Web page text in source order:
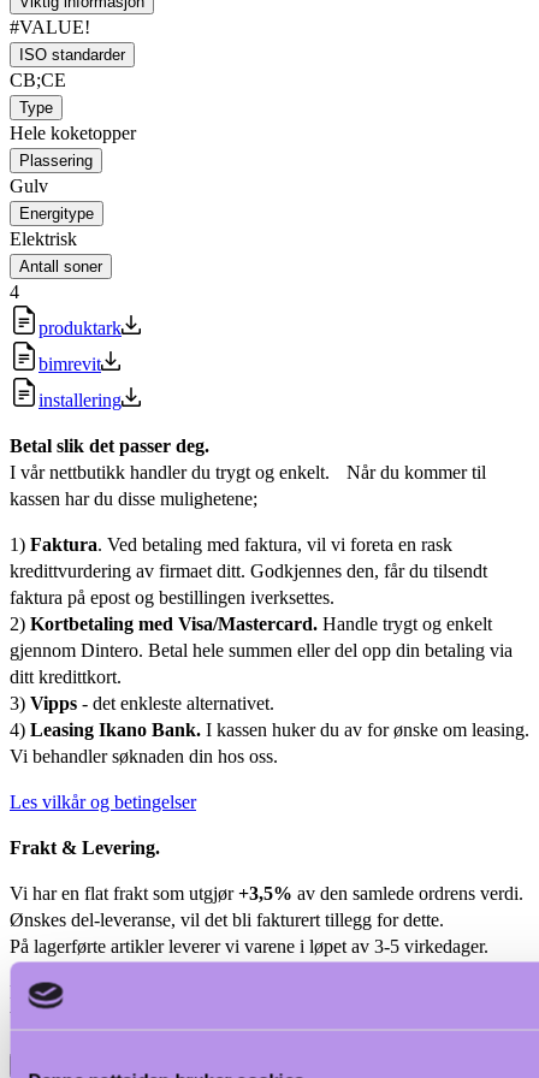
#VALUE!
ISO standarder
CB;CE
Type
Hele koketopper
Plassering
Gulv
Energitype
Elektrisk
Antall soner
4
produktark
bimrevit
installering
Betal slik det passer deg.
I vår nettbutikk handler du trygt og enkelt. Når du kommer til
kassen har du disse mulighetene;
1) Faktura. Ved betaling med faktura, vil vi foreta en rask
kredittvurdering av firmaet ditt. Godkjennes den, får du tilsendt
faktura på epost og bestillingen iverksettes.
2) Kortbetaling med Visa/Mastercard. Handle trygt og enkelt
gjennom Dintero. Betal hele summen eller del opp din betaling via
ditt kredittkort.
3) Vipps - det enkleste alternativet.
4) Leasing Ikano Bank. I kassen huker du av for ønske om leasing.
Vi behandler søknaden din hos oss.
Les vilkår og betingelser
Frakt & Levering.
Vi har en flat frakt som utgjør+3,5% av den samlede ordrens verdi.
Ønskes del-leveranse, vil det bli fakturert tillegg for dette.
På lagerførte artikler leverer vi varene i løpet av 3-5 virkedager.
På bestillingsvarer er det en leveringstid som varierer fra 3 -12 uker.
Vi benytter Bring som transportør i de fleste tilfeller.